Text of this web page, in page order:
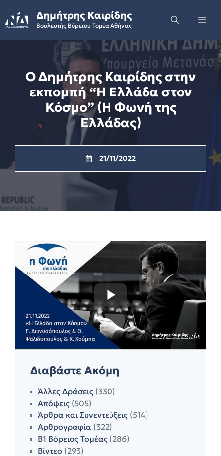
to
content
Δημήτρης Καιρίδης
Βουλευτής Βόρειου Τομέα Αθήνας
Ο Δημήτρης Καιρίδης στην
εκπομπή “Η Ελλάδα στον
Κόσμο” (Η Φωνή της
Ελλάδας)
21/11/2022
Διαβάστε Ακόμη
Άλλες Δράσεις (330)
Απόψεις (505)
Άρθρα και Συνεντεύξεις (514)
Αρθρογραφία (322)
Β1 Βόρειος Τομέας (286)
Βίντεο (293)